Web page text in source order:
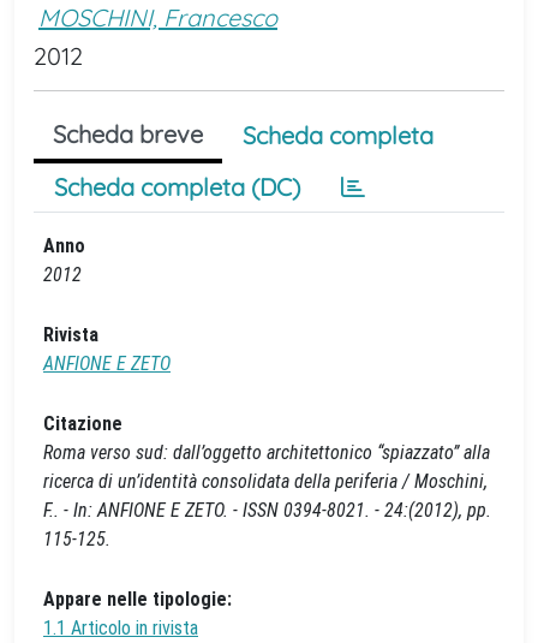
MOSCHINI, Francesco
2012
Scheda breve
Scheda completa
Scheda completa (DC)
Anno
2012
Rivista
ANFIONE E ZETO
Citazione
Roma verso sud: dall’oggetto architettonico “spiazzato” alla
ricerca di un’identità consolidata della periferia / Moschini,
F.. - In: ANFIONE E ZETO. - ISSN 0394-8021. - 24:(2012), pp.
115-125.
Appare nelle tipologie:
1.1 Articolo in rivista